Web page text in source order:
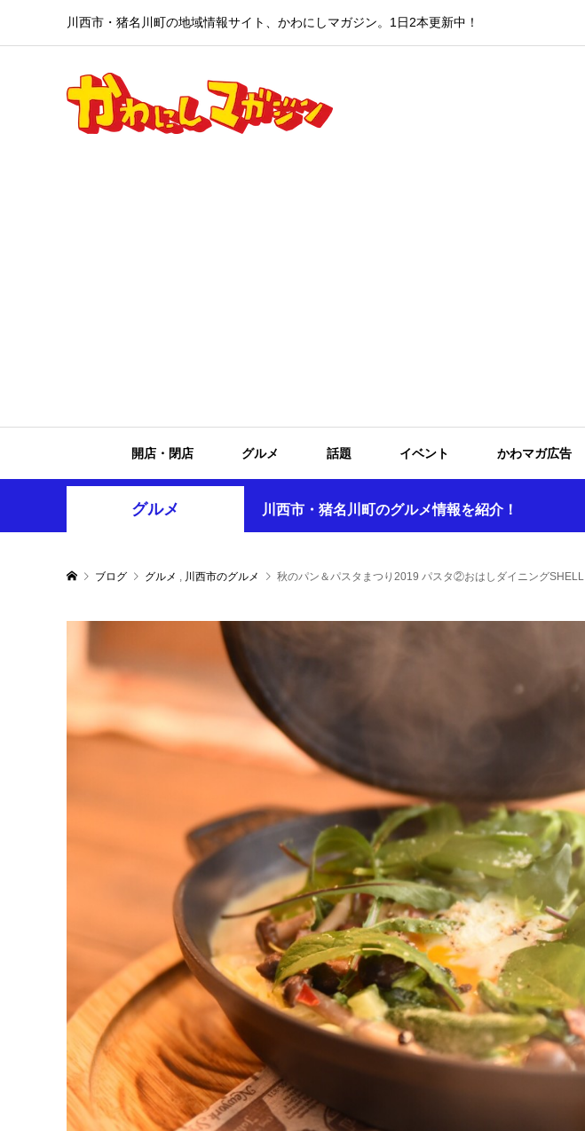
川西市・猪名川町の地域情報サイト、かわにしマガジン。1日2本更新中！
開店・閉店 グルメ 話題 イベント かわマガ広告
グルメ 川西市・猪名川町のグルメ情報を紹介！
ブログ グルメ , 川西市のグルメ 秋のパン＆パスタまつり2019 パスタ②おはしダイニングSHELL